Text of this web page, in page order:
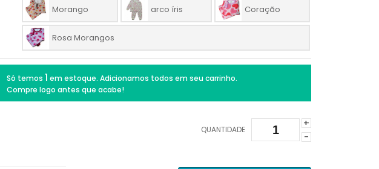
Morango arco íris Coração
Rosa Morangos
Só temos 1 em estoque. Adicionamos todos em seu carrinho.
Compre logo antes que acabe!
QUANTIDADE
+
-